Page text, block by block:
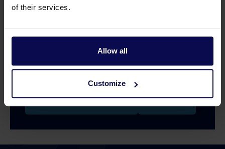
of their services.
Allow all
Customize
Haben Sie eine Frage oder brauchen Sie
Hilfe?
Unsere Spezialisten helfen Ihnen gerne weiter
Ihr Problem!
0315 258 181 anrufen Kontakt